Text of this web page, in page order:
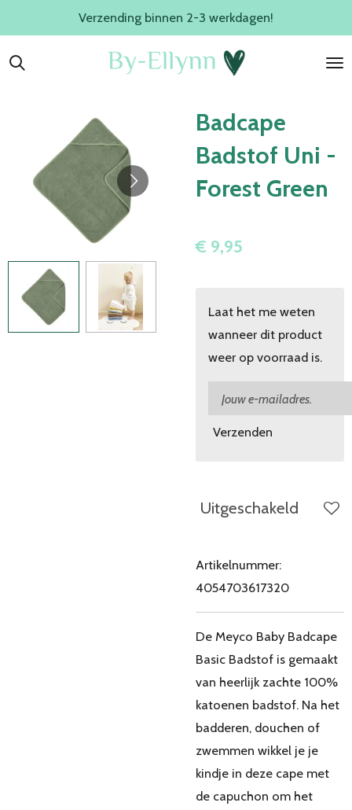
naar
Verzending binnen 2-3 werkdagen!
Badcape
Badstof Uni -
Forest Green
€ 9,95
Laat het me weten
wanneer dit product
weer op voorraad is.
Verzenden
Uitgeschakeld
Artikelnummer:
4054703617320
De Meyco Baby Badcape
Basic Badstof is gemaakt
van heerlijk zachte 100%
katoenen badstof. Na het
badderen, douchen of
zwemmen wikkel je je
kindje in deze cape met
de capuchon om het